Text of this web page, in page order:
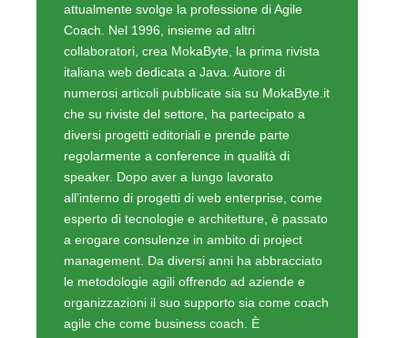
attualmente svolge la professione di Agile
Coach. Nel 1996, insieme ad altri
collaboratori, crea MokaByte, la prima rivista
italiana web dedicata a Java. Autore di
numerosi articoli pubblicate sia su MokaByte.it
che su riviste del settore, ha partecipato a
diversi progetti editoriali e prende parte
regolarmente a conference in qualità di
speaker. Dopo aver a lungo lavorato
all’interno di progetti di web enterprise, come
esperto di tecnologie e architetture, è passato
a erogare consulenze in ambito di project
management. Da diversi anni ha abbracciato
le metodologie agili offrendo ad aziende e
organizzazioni il suo supporto sia come coach
agile che come business coach. È